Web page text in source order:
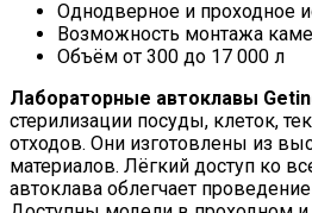
Однодверное и проходное
Возможность монтажа
Объём от 300 до 17 000 л
Лабораторные автоклавы
стерилизации посуды, клеток,
отходов. Они изготовлены из
материалов. Лёгкий доступ ко
автоклава облегчает